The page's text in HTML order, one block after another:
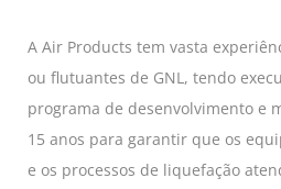
A Air Products tem vasta
ou flutuantes de GNL, tendo
programa de desenvolvimento e
15 anos para garantir que os
e os processos de liquefação